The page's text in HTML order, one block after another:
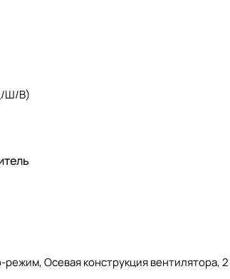
Ш/В)
Осевая конструкция вентилятора,